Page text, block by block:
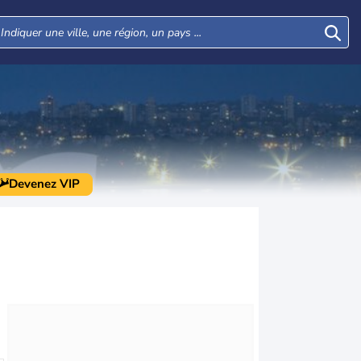
Devenez VIP